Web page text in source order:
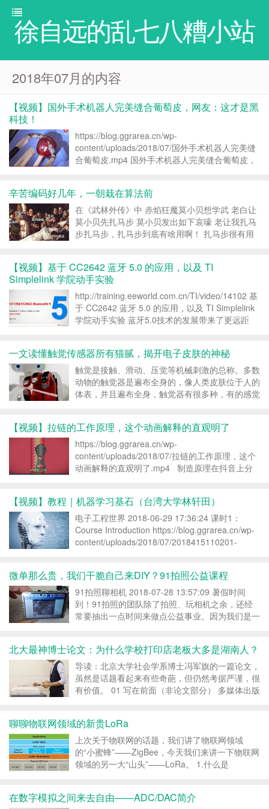
徐自远的乱七八糟小站
2018年07月的内容
【视频】国外手术机器人完美缝合葡萄皮，网友：这才是黑
科技！
https://blog.ggrarea.cn/wp-
content/uploads/2018/07/国外手术机器人完美缝
合葡萄皮.mp4 国外手术机器人完美缝合葡萄皮，
徐...
辛苦编码好几年，一朝栽在算法前
在《武林外传》中 赤焰狂魔莫小贝想学武 老白让
莫小贝先扎马步 莫小贝发出如下哀嚎 老让我扎马
步扎马步，扎马步到底有啥用啊！ 扎马步很有用
的待见 这就是 算法 不受待见的原因很简单 难 ...
【视频】基于 CC2642 蓝牙 5.0 的应用，以及 TI
Simplelink 学院动手实验
http://training.eeworld.com.cn/TI/video/14102 基
于 CC2642 蓝牙 5.0 的应用，以及 TI Simplelink
学院动手实验 蓝牙5.0技术的发展带来了更远距
一文读懂触觉传感器所有猫腻，揭开电子皮肤的神秘
触觉是接触、滑动、压觉等机械刺激的总称。多数
动物的触觉器是遍布全身的，像人类皮肤位于人的
体表，并且遍布全身，触觉器有很多种，有的感觉
因为不同感受器分布的数量和种类不同。人类的脸
部、嘴唇、手指等...
【视频】拉链的工作原理，这个动画解释的直观明了
https://blog.ggrarea.cn/wp-
content/uploads/2018/07/拉链的工作原理，这个
动画解释的直观明了.mp4 制造原理在抖音上分
【视频】教程｜机器学习基石（台湾大学林轩田）
电子工程世界 2018-06-29 17:36:24 课时1：
Course Introduction https://blog.ggrarea.cn/wp-
content/uploads/2018/07/2018415110201-
微单那么贵，我们干脆自己来DIY？91拍照公益课程
91拍照聊相机 2018-07-28 13:57:09 暑假时间
到！91拍照的团队除了拍照、玩相机之余，还经
常要抽出一点时间来做点公益事业。因为我们是一
就决定下来了。进入数码时代以后...
北大最神博士论文：为什么学校打印店老板大多是湖南人？
导读：北京大学社会学系博士冯军旗的一篇论文，
虽然是话题看起来有些奇葩，但仍然考据严谨，很
有价值。 01 写在前面（非论文部分） 多媒体出版
奇传说。 比如在北京，在任何一个大学周围或者
商务楼群...
聊聊物联网领域的新贵LoRa
上次关于物联网的话题，我们讲了物联网领域
的“小蜜蜂”——ZigBee，今天我们来讲一下物联网
领域的另一大“山头”——LoRa。 1.什么是
LoRaWAN》（什么是LoR...
在数字模拟之间来去自由——ADC/DAC简介